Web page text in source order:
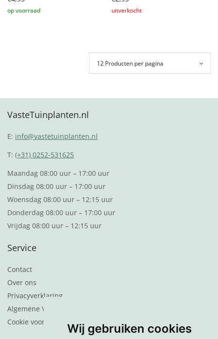
Wij gebruiken cookies
VasteTuinplanten.nl
E: info@vastetuinplanten.nl
T:(+31) 0252-531625
Maandag 08:00 uur – 17:00 uur
Dinsdag 08:00 uur – 17:00 uur
Woensdag 08:00 uur – 12:15 uur
Donderdag 08:00 uur – 17:00 uur
Vrijdag 08:00 uur – 12:15 uur
Service
Contact
Over ons
Privacyverklaring
Algemene Voorwaarden
Cookie voorkeuren